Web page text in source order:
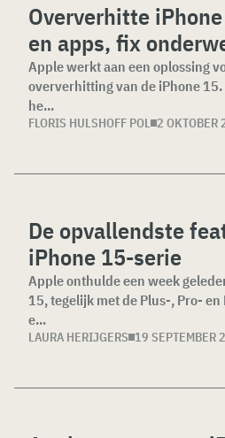
Oververhitte
en apps, fix
Apple werkt aan een oplossing
oververhitting van de iPhone
he...
FLORIS HULSHOFF POL 2 OKTOBER
De opvallendste
iPhone 15-serie
Apple onthulde een week
15, tegelijk met de Plus-, Pro- en
e...
LAURA HERIJGERS 19 SEPTEMBER